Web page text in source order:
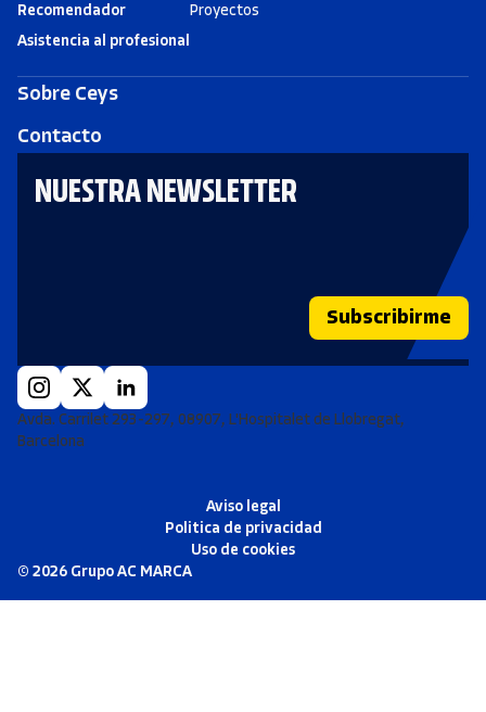
Recomendador
Asistencia al profesional
Proyectos
Sobre Ceys
Contacto
NUESTRA NEWSLETTER
Subscribirme
Avda. Carrilet 293-297, 08907, L'Hospitalet de Llobregat,
Barcelona
Aviso legal
Politica de privacidad
Uso de cookies
© 2026 Grupo AC MARCA